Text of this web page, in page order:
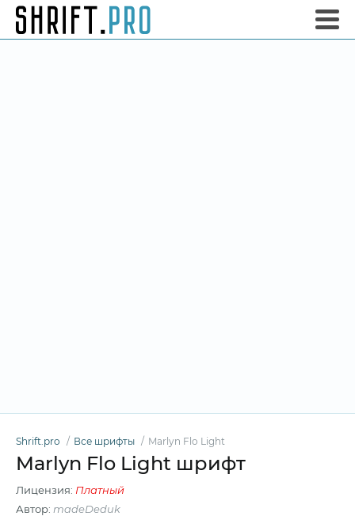
Shrift.pro Все шрифты Marlyn Flo Light
Marlyn Flo Light шрифт
Лицензия: Платный
Автор: madeDeduk